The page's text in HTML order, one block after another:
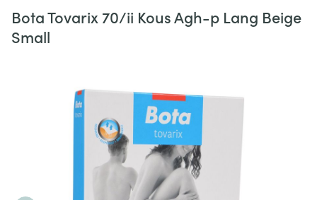
Bota Tovarix 70/ii Kous Agh-p Lang Beige
Small